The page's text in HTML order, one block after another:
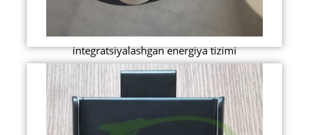
integratsiyalashgan energiya tizimi